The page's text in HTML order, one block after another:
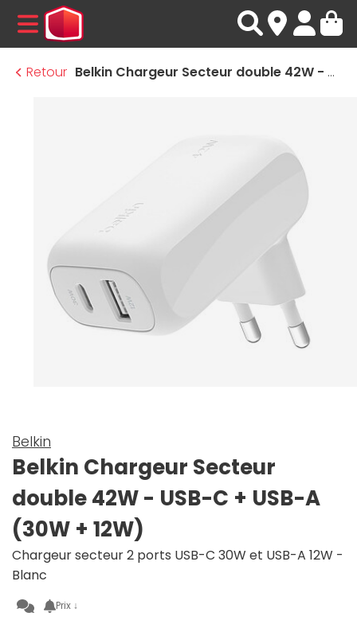
MENU
Retour
Belkin Chargeur Secteur double 42W - USB-C + USB-A (30W + 12W)
Belkin
Belkin Chargeur Secteur
double 42W - USB-C + USB-A
(30W + 12W)
Chargeur secteur 2 ports USB-C 30W et USB-A 12W -
Blanc
Prix ↓